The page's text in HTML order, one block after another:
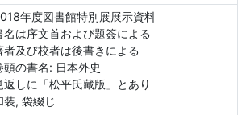
年度図書館特別展展示資料
名は序文首および題簽による
者及び校者は後書きによる
頭の書名: 日本外史
返しに「松平氏藏版」とあり
装, 袋綴じ